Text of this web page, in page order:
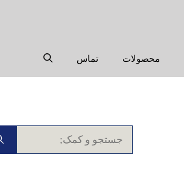
محصولات تماس
برای: